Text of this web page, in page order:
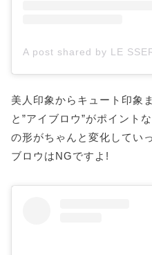
美人印象からキュート印象
と”アイブロウ”がポイント
の形がちゃんと変化してい
ブロウはNGですよ!